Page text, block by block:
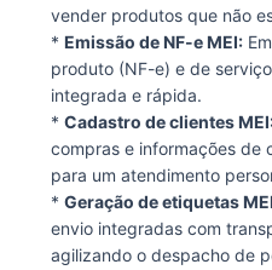
vender produtos que não
* Emissão de NF-e MEI:
produto (NF-e) e de
integrada e rápida.
* Cadastro de clientes
compras e informações de
para um atendimento
* Geração de etiquetas
envio integradas com
agilizando o despacho de